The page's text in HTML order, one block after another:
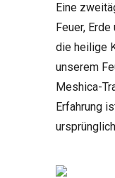
Eine
Feuer,
die heilige
unserem
Meshica-
Erfahrung